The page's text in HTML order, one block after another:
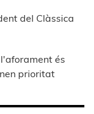
del Clàssica
és
prioritat